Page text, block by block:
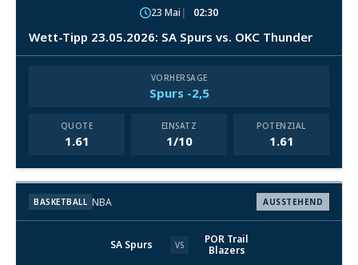
23 Mai
02:30
Wett-Tipp 23.05.2026: SA Spurs vs. OKC Thunder
VORHERSAGE
Spurs -2,5
QUOTE
1.61
EINSATZ
1/10
POTENZIAL
1.61
BASKETBALL NBA AUSSTEHEND
SA Spurs VS
POR Trail
Blazers